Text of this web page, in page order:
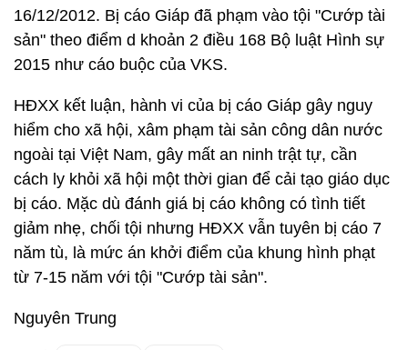
16/12/2012. Bị cáo Giáp đã phạm vào tội "Cướp tài
sản" theo điểm d khoản 2 điều 168 Bộ luật Hình sự
2015 như cáo buộc của VKS.
HĐXX kết luận, hành vi của bị cáo Giáp gây nguy
hiểm cho xã hội, xâm phạm tài sản công dân nước
ngoài tại Việt Nam, gây mất an ninh trật tự, cần
cách ly khỏi xã hội một thời gian để cải tạo giáo dục
bị cáo. Mặc dù đánh giá bị cáo không có tình tiết
giảm nhẹ, chối tội nhưng HĐXX vẫn tuyên bị cáo 7
năm tù, là mức án khởi điểm của khung hình phạt
từ 7-15 năm với tội "Cướp tài sản".
Nguyên Trung